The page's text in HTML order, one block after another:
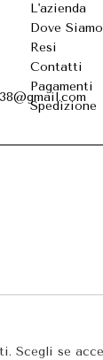
L'azienda
Dove Siamo
Resi
Contatti
Pagamenti
Spedizione
Scegli se